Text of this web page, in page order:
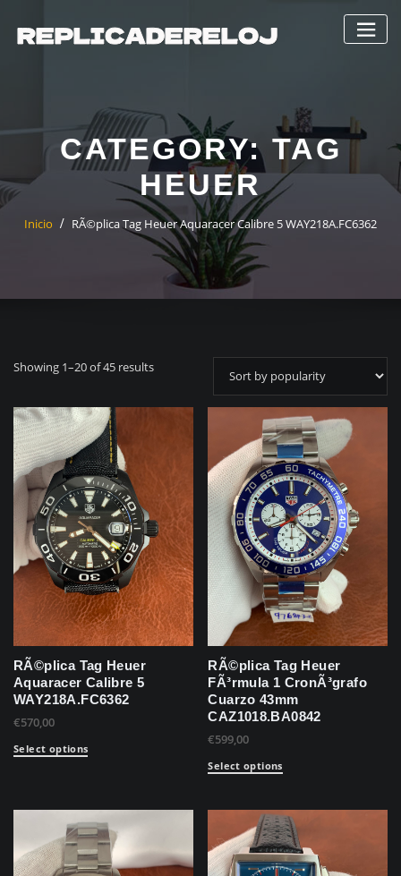
contenido
CATEGORY: TAG
HEUER
Inicio RÃ©plica Tag Heuer Aquaracer Calibre 5 WAY218A.FC6362
Showing 1–20 of 45 results
RÃ©plica Tag Heuer
Aquaracer Calibre 5
WAY218A.FC6362
€570,00
Select options
RÃ©plica Tag Heuer
FÃ³rmula 1 CronÃ³grafo
Cuarzo 43mm
CAZ1018.BA0842
€599,00
Select options